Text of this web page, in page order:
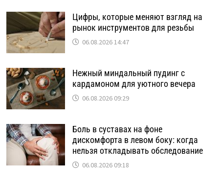
Цифры, которые меняют взгляд на
рынок инструментов для резьбы
06.08.2026 14:47
Нежный миндальный пудинг с
кардамоном для уютного вечера
06.08.2026 09:29
Боль в суставах на фоне
дискомфорта в левом боку: когда
нельзя откладывать обследование
06.08.2026 09:18